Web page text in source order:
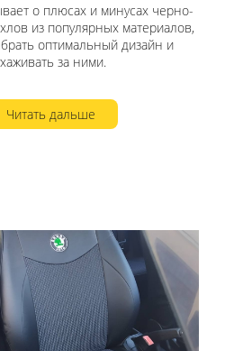
о плюсах и минусах черно-
из популярных материалов,
оптимальный дизайн и
за ними.
Читать дальше